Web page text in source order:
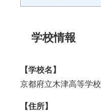
学校情報
【学校名】
京都府立木津高等学校
【住所】